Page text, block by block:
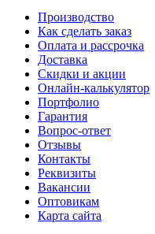
Производство
Как сделать заказ
Оплата и рассрочка
Доставка
Скидки и акции
Онлайн-калькулятор
Портфолио
Гарантия
Вопрос-ответ
Отзывы
Контакты
Реквизиты
Вакансии
Оптовикам
Карта сайта